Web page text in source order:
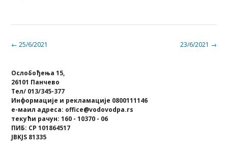
Post 23/6/2021 →
← 25/6/2021
Ослобођења 15,
26101 Панчево
Тел/ 013/345-377
Информације и рекламације 0800111146
е-маил адреса: office@vodovodpa.rs
текући рачун: 160 - 10370 - 06
ПИБ: СР 101864517
JBKJS 81335